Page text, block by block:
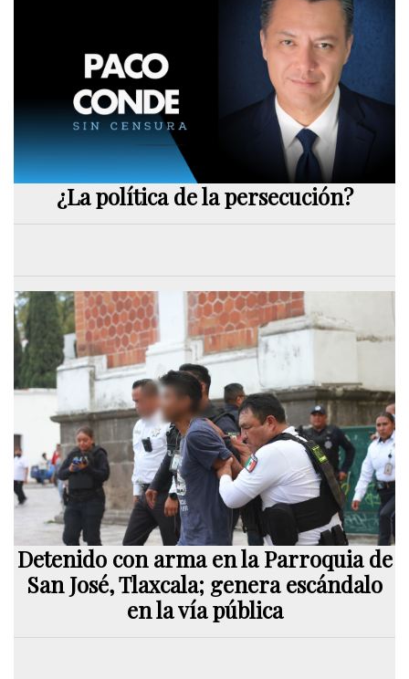
¿La política de la persecución?
Detenido con arma en la Parroquia de
San José, Tlaxcala; genera escándalo
en la vía pública